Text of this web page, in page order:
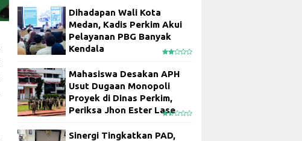
Dihadapan Wali Kota
Medan, Kadis Perkim Akui
Pelayanan PBG Banyak
Kendala
Mahasiswa Desakan APH
Usut Dugaan Monopoli
Proyek di Dinas Perkim,
Periksa Jhon Ester Lase
Sinergi Tingkatkan PAD,